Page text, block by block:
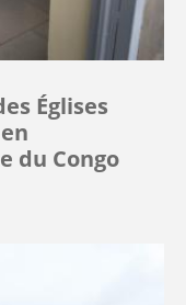
Églises
du Congo